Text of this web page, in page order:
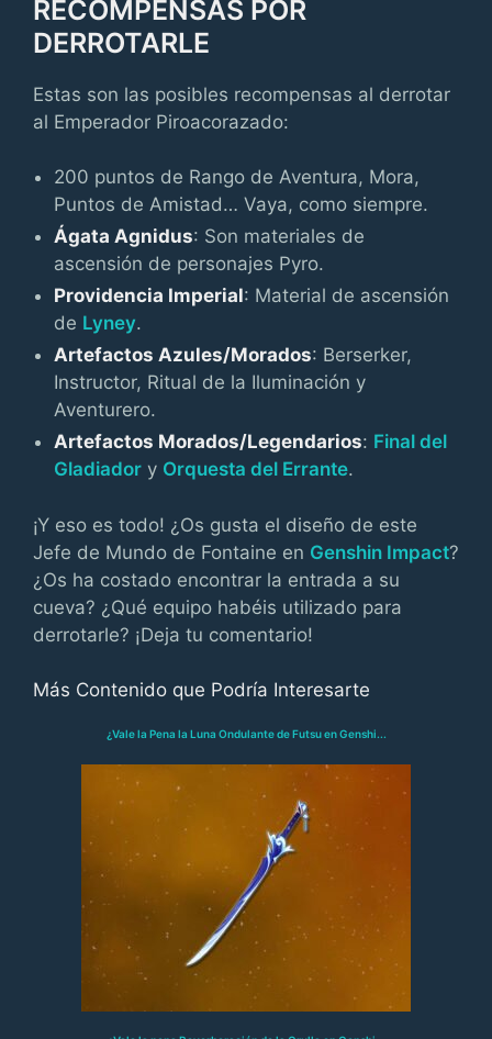
RECOMPENSAS POR
DERROTARLE
Estas son las posibles recompensas al derrotar
al Emperador Piroacorazado:
200 puntos de Rango de Aventura, Mora,
Puntos de Amistad… Vaya, como siempre.
Ágata Agnidus: Son materiales de
ascensión de personajes Pyro.
Providencia Imperial: Material de ascensión
de Lyney.
Artefactos Azules/Morados: Berserker,
Instructor, Ritual de la Iluminación y
Aventurero.
Artefactos Morados/Legendarios: Final del
Gladiador y Orquesta del Errante.
¡Y eso es todo! ¿Os gusta el diseño de este
Jefe de Mundo de Fontaine en Genshin Impact?
¿Os ha costado encontrar la entrada a su
cueva? ¿Qué equipo habéis utilizado para
derrotarle? ¡Deja tu comentario!
Más Contenido que Podría Interesarte
¿Vale la Pena la Luna Ondulante de Futsu en Genshi...